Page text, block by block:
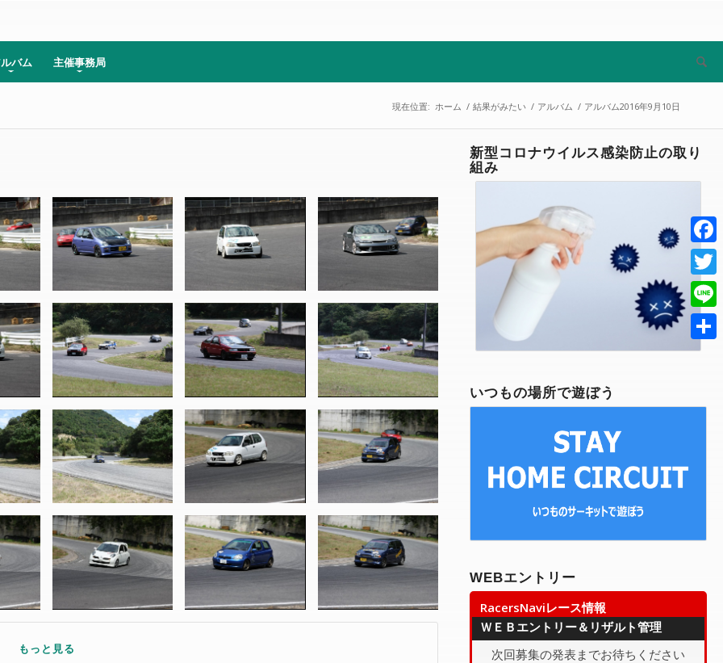
バム 主催事務局
現在位置: ホーム / 結果がみたい / アルバム / アルバム2016年9月10日
もっと見る
新型コロナウイルス感染防止の取り
組み
いつもの場所で遊ぼう
WEBエントリー
RacersNaviレース情報
ＷＥＢエントリー＆リザルト管理
次回募集の発表までお待ちください
Line
共